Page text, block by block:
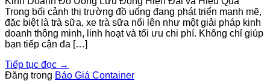
Trong bối cảnh thị trường đồ uống đang phát triển mạnh mẽ,
đặc biệt là trà sữa, xe trà sữa nổi lên như một giải pháp kinh
doanh thông minh, linh hoạt và tối ưu chi phí. Không chỉ giúp
bạn tiếp cận đa […]
Tiếp tục đọc →
Đăng trong Báo Giá Container